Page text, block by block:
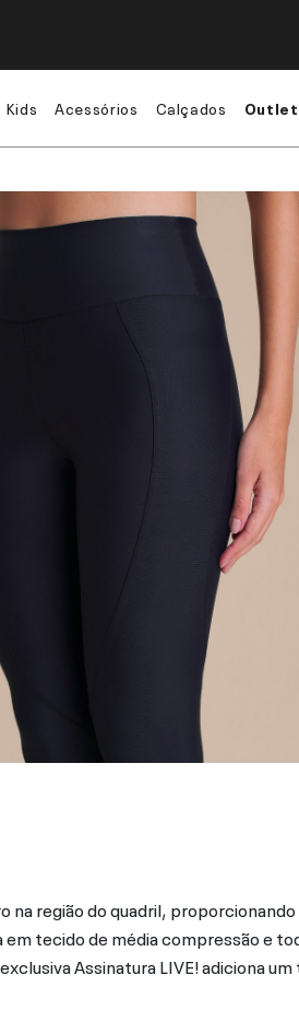
Kids Acessórios Calçados Outlet
região do quadril,
tecido de média compressão e
Assinatura LIVE! adiciona